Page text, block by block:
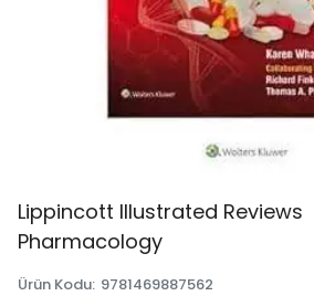
Lippincott Illustrated Reviews
Pharmacology
Ürün Kodu: 9781469887562